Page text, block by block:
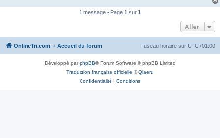
1 message • Page 1 sur 1
Aller
OnlineTri.com Accueil du forum Fuseau horaire sur UTC+01:00
Développé parphpBB® Forum Software © phpBB Limited
Traduction française officielle ©Qiaeru
Confidentialité | Conditions